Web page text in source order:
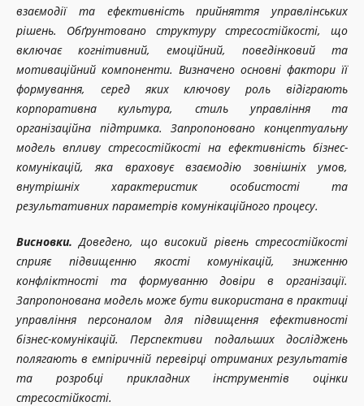
взаємодії та ефективність прийняття управлінських
рішень. Обґрунтовано структуру стресостійкості, що
включає когнітивний, емоційний, поведінковий та
мотиваційний компоненти. Визначено основні фактори її
формування, серед яких ключову роль відіграють
корпоративна культура, стиль управління та
організаційна підтримка. Запропоновано концептуальну
модель впливу стресостійкості на ефективність бізнес-
комунікацій, яка враховує взаємодію зовнішніх умов,
внутрішніх характеристик особистості та
результативних параметрів комунікаційного процесу.
Висновки.Доведено, що високий рівень стресостійкості
сприяє підвищенню якості комунікацій, зниженню
конфліктності та формуванню довіри в організації.
Запропонована модель може бути використана в практиці
управління персоналом для підвищення ефективності
бізнес-комунікацій. Перспективи подальших досліджень
полягають в емпіричній перевірці отриманих результатів
та розробці прикладних інструментів оцінки
стресостійкості.